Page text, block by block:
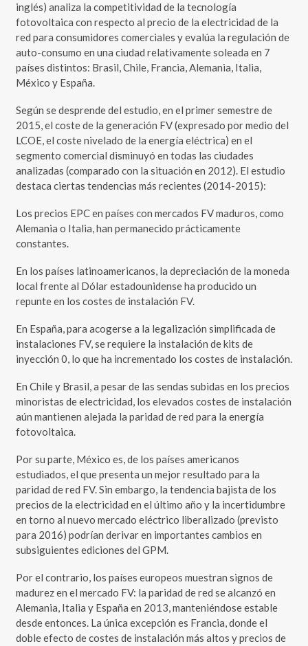
inglés) analiza la competitividad de la tecnología
fotovoltaica con respecto al precio de la electricidad de la
red para consumidores comerciales y evalúa la regulación de
auto-consumo en una ciudad relativamente soleada en 7
países distintos: Brasil, Chile, Francia, Alemania, Italia,
México y España.
Según se desprende del estudio, en el primer semestre de
2015, el coste de la generación FV (expresado por medio del
LCOE, el coste nivelado de la energía eléctrica) en el
segmento comercial disminuyó en todas las ciudades
analizadas (comparado con la situación en 2012). El estudio
destaca ciertas tendencias más recientes (2014-2015):
Los precios EPC en países con mercados FV maduros, como
Alemania o Italia, han permanecido prácticamente
constantes.
En los países latinoamericanos, la depreciación de la moneda
local frente al Dólar estadounidense ha producido un
repunte en los costes de instalación FV.
En España, para acogerse a la legalización simplificada de
instalaciones FV, se requiere la instalación de kits de
inyección 0, lo que ha incrementado los costes de instalación.
En Chile y Brasil, a pesar de las sendas subidas en los precios
minoristas de electricidad, los elevados costes de instalación
aún mantienen alejada la paridad de red para la energía
fotovoltaica.
Por su parte, México es, de los países americanos
estudiados, el que presenta un mejor resultado para la
paridad de red FV. Sin embargo, la tendencia bajista de los
precios de la electricidad en el último año y la incertidumbre
en torno al nuevo mercado eléctrico liberalizado (previsto
para 2016) podrían derivar en importantes cambios en
subsiguientes ediciones del GPM.
Por el contrario, los países europeos muestran signos de
madurez en el mercado FV: la paridad de red se alcanzó en
Alemania, Italia y España en 2013, manteniéndose estable
desde entonces. La única excepción es Francia, donde el
doble efecto de costes de instalación más altos y precios de